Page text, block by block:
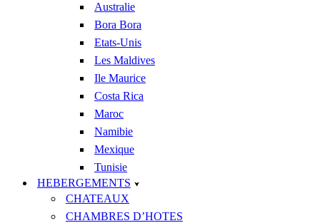
Australie
Bora Bora
Etats-Unis
Les Maldives
Ile Maurice
Costa Rica
Maroc
Namibie
Mexique
Tunisie
HEBERGEMENTS
CHATEAUX
CHAMBRES D’HOTES